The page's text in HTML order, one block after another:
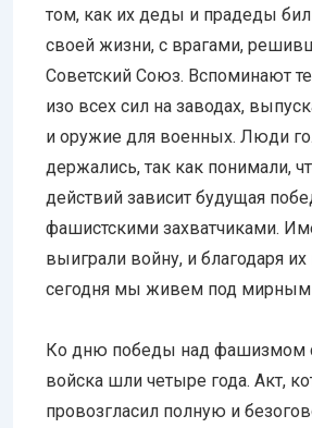
том, как их деды и прадеды
своей жизни, с врагами,
Советский Союз. Вспоминают
изо всех сил на заводах,
и оружие для военных. Люди
держались, так как понимали,
действий зависит будущая
фашистскими захватчиками.
выиграли войну, и благодаря
сегодня мы живем под мирным
Ко дню победы над фашизмом
войска шли четыре года. Акт,
провозгласил полную и